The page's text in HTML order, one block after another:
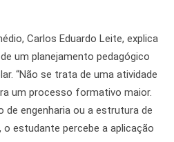
Carlos Eduardo Leite, explica
um planejamento pedagógico
“Não se trata de uma atividade
um processo formativo maior.
engenharia ou a estrutura de
o estudante percebe a aplicação